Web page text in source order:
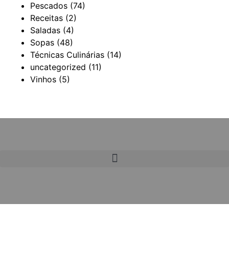
Pescados (74)
Receitas (2)
Saladas (4)
Sopas (48)
Técnicas Culinárias (14)
uncategorized (11)
Vinhos (5)